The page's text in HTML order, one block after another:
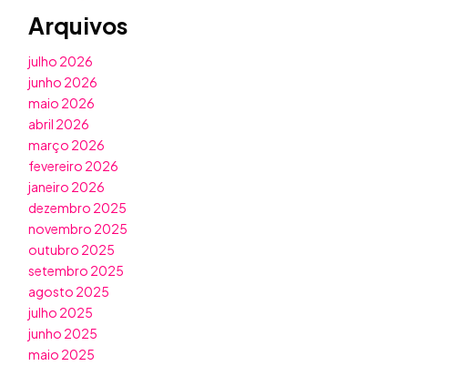
Arquivos
julho 2026
junho 2026
maio 2026
abril 2026
março 2026
fevereiro 2026
janeiro 2026
dezembro 2025
novembro 2025
outubro 2025
setembro 2025
agosto 2025
julho 2025
junho 2025
maio 2025